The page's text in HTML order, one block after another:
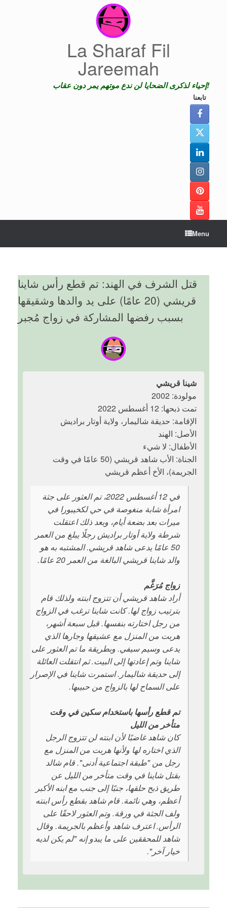
La Sharaf Fil
Jareemah
إحياء لذكرى الضحايا لن ندع موتهم يمر دون عقاب!
تابعنا
Menu
قتل الشرف في الهند: تم قطع رأس شاينا
قريشي (20 عامًا) على يد والدها وشقيقها
بسبب رفضها المشاركة في زواج مُجبر
شينا قريشي
مولودة: 2002
تمت ذبحها: 12 أغسطس 2022
الإقامة: حديقة شاليمار، ولاية أوتار براديش
الأصل: الهند
الأطفال: لا شيء
الجناة: الأب شاهد قريشي (50 عامًا في وقت
الجريمة)، الأخ أعظم قريشي
في 12 أغسطس 2022، تم العثور على جثة
امرأة شابة منغوصة في حي لكخيبورا في
ميرات بعد بضعة أيام، وبعد ذلك اعتقلت
شرطة ولاية أوتار براديش رجلًا يبلغ من العمر
50 عامًا يدعى شاهد قريشي. المشتبه به هو
والد شاينا قريشي البالغة من العمر 20 عامًا.
زواج مُرَغَّم
أراد شاهد قريشي أن تتزوج ابنته ولذلك قام
بترتيب زواج لها. كانت شاينا ترغب في الزواج
من رجل اختارته بنفسها. قبل سبعة أشهر،
هربت من المنزل مع عشيقها وجارها الذي
يدعى وسيم سيفي. وبطريقة ما تم العثور على
شاينا وتم إعادتها إلى البيت. ثم انتقلت العائلة
إلى حديقة شاليمار. استمرت شاينا في الإصرار
على السماح لها بالزواج من حبيبها.
تم قطع رأسها باستخدام سكين في وقت
متأخر من الليل
كان شاهد غاضبًا لأن ابنته لن تتزوج الرجل
الذي اختاره لها ولأنها هربت من المنزل مع
رجل من "طبقة اجتماعية أدنى". قام شالد
بقتل شاينا في وقت متأخر من الليل عن
طريق ذبح حلقها، جنبًا إلى جنب مع ابنه الأكبر
أعظم، وهي نائمة. قام شاهد بقطع رأس ابنته
ولف الجثة في ورقة. وتم العثور لاحقًا على
الرأس. اعترف شاهد وأعظم بالجريمة. وقال
شاهد للمحققين على ما يبدو إنه "لم يكن لديه
خيار آخر".